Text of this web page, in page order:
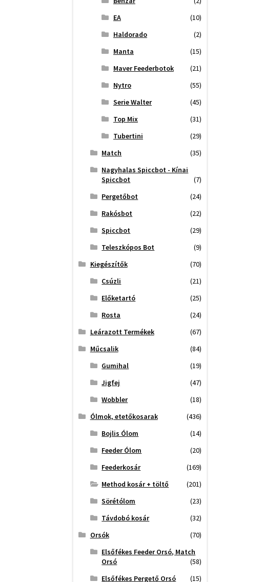
EA
(10)
Haldorado
(2)
Manta
(15)
Maver Feederbotok
(21)
Nytro
(55)
Serie Walter
(45)
Top Mix
(31)
Tubertini
(29)
Match
(35)
Nagyhalas Spiccbot - Kínai
Spiccbot
(7)
Pergetőbot
(24)
Rakósbot
(22)
Spiccbot
(29)
Teleszkópos Bot
(9)
Kiegészítők
(70)
Csúzli
(21)
Előketartó
(25)
Rosta
(24)
Leárazott Termékek
(67)
Műcsalik
(84)
Gumihal
(19)
Jigfej
(47)
Wobbler
(18)
Ólmok, etetőkosarak
(436)
Bojlis Ólom
(14)
Feeder Ólom
(20)
Feederkosár
(169)
Method kosár + töltő
(201)
Sörétólom
(23)
Távdobó kosár
(32)
Orsók
(70)
Elsőfékes Feeder Orsó, Match
Orsó
(58)
Elsőfékes Pergető Orsó
(15)